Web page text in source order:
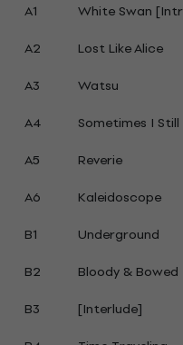
A1
White Swan
A2
Lost Like Alice
A3
Watsu
A4
Sometimes I Still
A5
Reverie
A6
Kaleidoscope
B1
Underground
B2
Bloody & Bowed
B3
[Interlude]